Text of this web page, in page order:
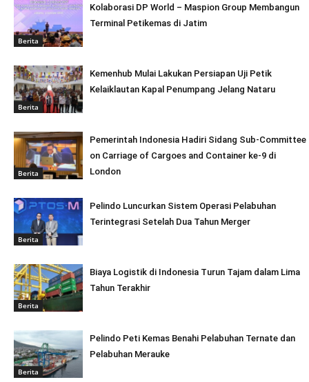
Berita
Kolaborasi DP World – Maspion Group Membangun
Terminal Petikemas di Jatim
Berita
Kemenhub Mulai Lakukan Persiapan Uji Petik
Kelaiklautan Kapal Penumpang Jelang Nataru
Berita
Pemerintah Indonesia Hadiri Sidang Sub-Committee
on Carriage of Cargoes and Container ke-9 di
London
Berita
Pelindo Luncurkan Sistem Operasi Pelabuhan
Terintegrasi Setelah Dua Tahun Merger
Berita
Biaya Logistik di Indonesia Turun Tajam dalam Lima
Tahun Terakhir
Berita
Pelindo Peti Kemas Benahi Pelabuhan Ternate dan
Pelabuhan Merauke